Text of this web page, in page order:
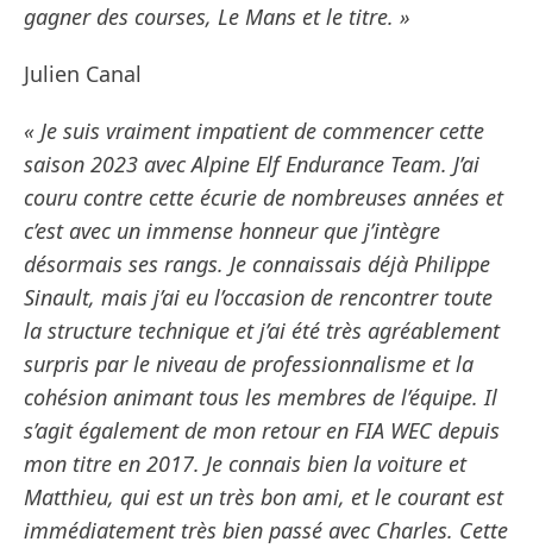
gagner des courses, Le Mans et le titre. »
Julien Canal
« Je suis vraiment impatient de commencer cette
saison 2023 avec Alpine Elf Endurance Team. J’ai
couru contre cette écurie de nombreuses années et
c’est avec un immense honneur que j’intègre
désormais ses rangs. Je connaissais déjà Philippe
Sinault, mais j’ai eu l’occasion de rencontrer toute
la structure technique et j’ai été très agréablement
surpris par le niveau de professionnalisme et la
cohésion animant tous les membres de l’équipe. Il
s’agit également de mon retour en FIA WEC depuis
mon titre en 2017. Je connais bien la voiture et
Matthieu, qui est un très bon ami, et le courant est
immédiatement très bien passé avec Charles. Cette